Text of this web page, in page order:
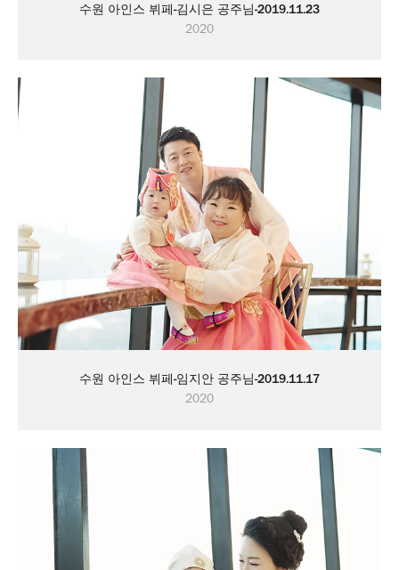
수원 아인스 뷔페-김시은 공주님-2019.11.23
2020
수원 아인스 뷔페-임지안 공주님-2019.11.17
2020